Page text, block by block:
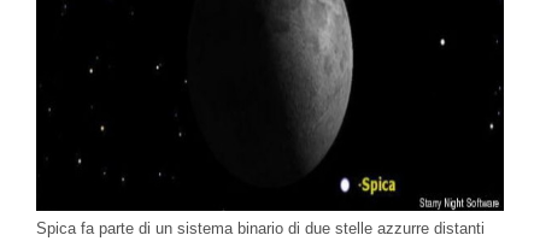
Spica fa parte di un sistema binario di due stelle azzurre distanti